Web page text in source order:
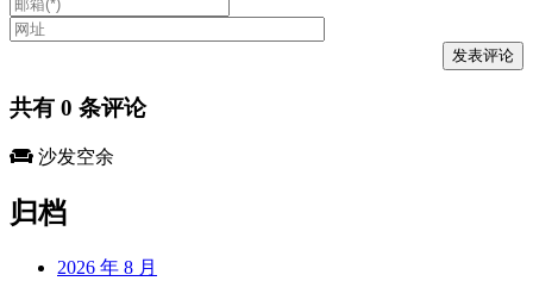
共有 0 条评论
沙发空余
归档
2026 年 8 月